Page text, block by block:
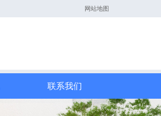
网站地图
联系我们